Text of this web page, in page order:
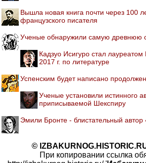
Вышла новая книга почти через 100
французского писателя
Ученые обнаружили самую древнюю
Кадзуо Исигуро стал
2017 г. по литературе
Успенским будет написано
Ученые установили истинного
приписываемой Шекспиру
Эмили Бронте - блистательный автор
©
При копировании ссылка